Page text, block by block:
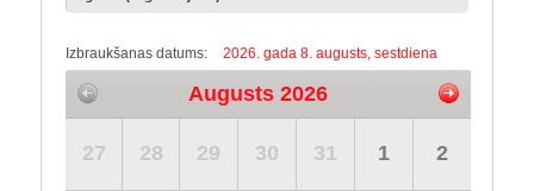
Izbraukšanas datums: 2026. gada 8. augusts, sestdiena
Augusts 2026
27 28 29 30 31 1 2